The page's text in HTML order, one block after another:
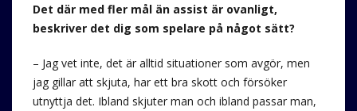
Det där med fler mål än assist är ovanligt,
beskriver det dig som spelare på något sätt?
– Jag vet inte, det är alltid situationer som avgör, men
jag gillar att skjuta, har ett bra skott och försöker
utnyttja det. Ibland skjuter man och ibland passar man,